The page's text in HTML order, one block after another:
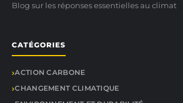
Blog sur les réponses essentielles au climat
CATÉGORIES
ACTION CARBONE
CHANGEMENT CLIMATIQUE